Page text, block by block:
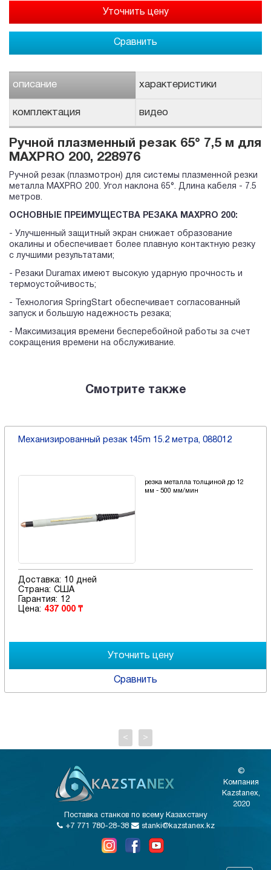
Сравнить
описание характеристики
комплектация видео
Ручной плазменный резак 65° 7,5 м для
MAXPRO 200, 228976
Ручной резак (плазмотрон) для системы плазменной резки
металла MAXPRO 200. Угол наклона 65°. Длина кабеля - 7.5
метров.
ОСНОВНЫЕ ПРЕИМУЩЕСТВА РЕЗАКА MAXPRO 200:
- Улучшенный защитный экран снижает образование
окалины и обеспечивает более плавную контактную резку
с лучшими результатами;
- Резаки Duramax имеют высокую ударную прочность и
термоустойчивость;
- Технология SpringStart обеспечивает согласованный
запуск и большую надежность резака;
- Максимизация времени бесперебойной работы за счет
сокращения времени на обслуживание.
Смотрите также
Механизированный резак t45m 15.2 метра, 088012
резка металла толщиной до 12
мм - 500 мм/мин
Доставка:
10 дней
Страна: США
Гарантия:
12
Цена: 437 000 ₸
Сравнить
< >
©
Компания
Kazstanex,
2020
Поставка станков по всему Казахстану
+7 771 780-28-38
stanki@kazstanex.kz